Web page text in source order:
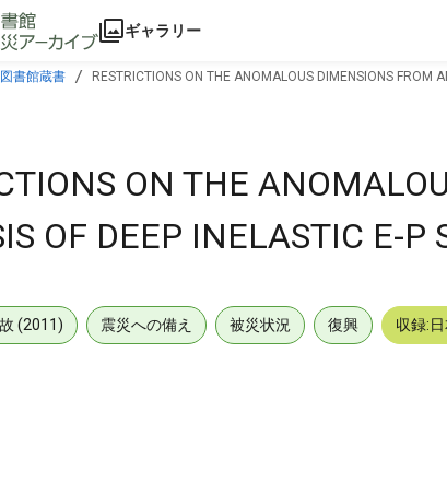
ギャラリー
書館蔵書 RESTRICTIONS ON THE ANOMALOUS DIMENSIONS FROM
ON THE
OF DEEP INELASTIC E-P
(2011) 震災への備え 被災状況 復興 収録: